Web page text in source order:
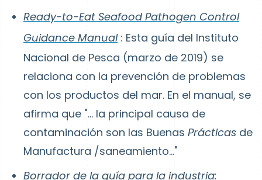
Ready-to-Eat Seafood Pathogen Control
Guidance Manual : Esta guía del Instituto
Nacional de Pesca (marzo de 2019) se
relaciona con la prevención de problemas
con los productos del mar. En el manual, se
afirma que "... la principal causa de
contaminación son las Buenas Prácticas de
Manufactura /saneamiento..."
Borrador de la guía para la industria: